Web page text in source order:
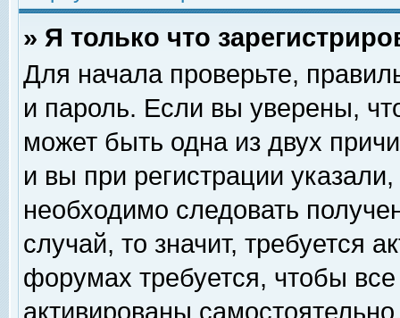
» Я только что
Для начала проверьте,
и пароль. Если вы уверены,
может быть одна из двух
и вы при регистрации
необходимо следовать
случай, то значит, требуется
форумах требуется, чтобы
активированы